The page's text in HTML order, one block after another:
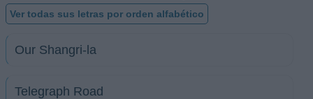
Ver todas sus letras por orden alfabético
Our Shangri-la
Telegraph Road